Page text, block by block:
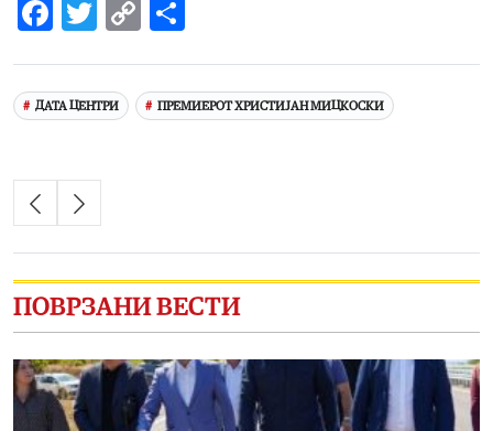
Facebook
Twitter
Copy
ДАТА ЦЕНТРИ ПРЕМИЕРОТ ХРИСТИЈАН МИЦКОСКИ
ПОВРЗАНИ ВЕСТИ